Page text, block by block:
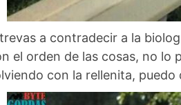
a contradecir a la
el orden de las cosas, no lo
con la rellenita,